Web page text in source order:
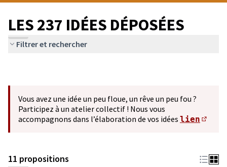
LES 237 IDÉES DÉPOSÉES
Filtrer et rechercher
Vous avez une idée un peu floue, un rêve un peu fou ?
Participez à un atelier collectif ! Nous vous
accompagnons dans l’élaboration de vos idées lien
11 propositions